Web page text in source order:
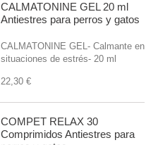
CALMATONINE GEL 20 ml
Antiestres para perros y gatos
CALMATONINE GEL- Calmante en
situaciones de estrés- 20 ml
22,30 €
COMPET RELAX 30
Comprimidos Antiestres para